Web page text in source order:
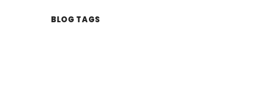
BLOG TAGS